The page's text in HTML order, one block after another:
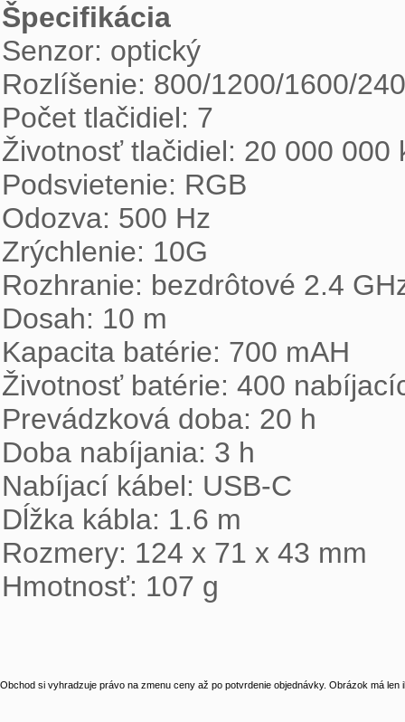
Špecifikácia
Senzor: optický
Rozlíšenie: 800/1200/1600/
Počet tlačidiel: 7
Životnosť tlačidiel: 20 000 000
Podsvietenie: RGB
Odozva: 500 Hz
Zrýchlenie: 10G
Rozhranie: bezdrôtové 2.4
Dosah: 10 m
Kapacita batérie: 700 mAH
Životnosť batérie: 400
Prevádzková doba: 20 h
Doba nabíjania: 3 h
Nabíjací kábel: USB-C
Dĺžka kábla: 1.6 m
Rozmery: 124 x 71 x 43 mm
Hmotnosť: 107 g
Obchod si vyhradzuje právo na zmenu ceny až po potvrdenie objednávky. Obrázok má len